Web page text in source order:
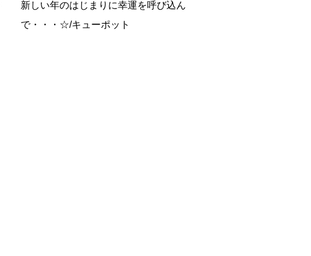
新しい年のはじまりに幸運を呼び込ん
で・・・☆/キューポット